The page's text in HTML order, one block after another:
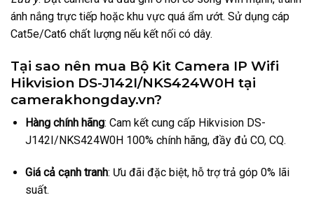
ánh nắng trực tiếp hoặc khu vực quá ẩm ướt. Sử dụng cáp
Cat5e/Cat6 chất lượng nếu kết nối có dây.
Tại sao nên mua Bộ Kit Camera IP Wifi
Hikvision DS-J142I/NKS424W0H tại
camerakhongday.vn?
Hàng chính hãng: Cam kết cung cấp Hikvision DS-
J142I/NKS424W0H 100% chính hãng, đầy đủ CO, CQ.
Giá cả cạnh tranh: Ưu đãi đặc biệt, hỗ trợ trả góp 0% lãi
suất.